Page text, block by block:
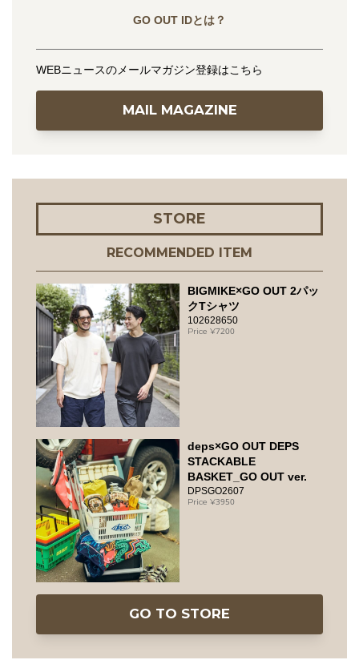
GO OUT IDとは？
WEBニュースのメールマガジン登録はこちら
MAIL MAGAZINE
STORE
RECOMMENDED ITEM
BIGMIKE×GO OUT 2パッ
クTシャツ
102628650
7200
deps×GO OUT DEPS
STACKABLE
BASKET_GO OUT ver.
DPSGO2607
3950
GO TO STORE